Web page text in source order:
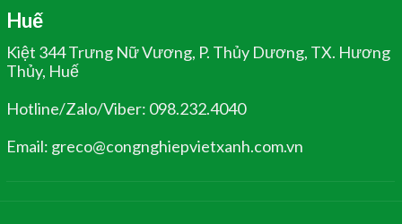
Huế
Kiệt 344 Trưng Nữ Vương, P. Thủy Dương, TX. Hương
Thủy, Huế
Hotline/Zalo/Viber: 098.232.4040
Email: greco@congnghiepvietxanh.com.vn